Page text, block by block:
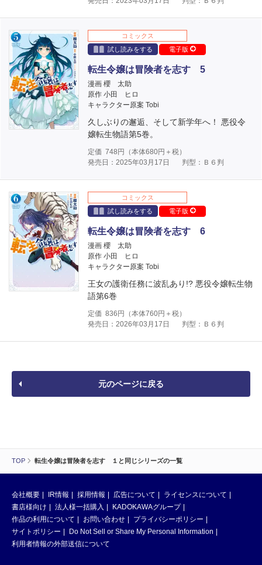
TOP 転生令嬢は冒険者を志す １と同じシリーズの一覧
コミックス
試し読みをする
電子版
転生令嬢は冒険者を志す 5
漫画 櫻 太助
原作 小田 ヒロ
キャラクター原案 Tobi
久しぶりの邂逅、そして新学年へ！ 悪役令
嬢転生物語第5巻。
定価 748 円（本体680円＋税）
発売日：2025年03月17日
判型：Ｂ６判
コミックス
試し読みをする
電子版
転生令嬢は冒険者を志す 6
漫画 櫻 太助
原作 小田 ヒロ
キャラクター原案 Tobi
王女の護衛任務に波乱あり!? 悪役令嬢転生物
語第6巻
定価 836 円（本体760円＋税）
発売日：2026年03月17日
判型：Ｂ６判
元のページに戻る
会社概要 IR情報 採用情報 広告について
ライセンスについて
書店様向け
法人様一括購入
KADOKAWAグループ
作品の利用について
お問い合わせ
プライバシーポリシー
サイトポリシー
Do Not Sell or Share My Personal Information
利用者情報の外部送信について